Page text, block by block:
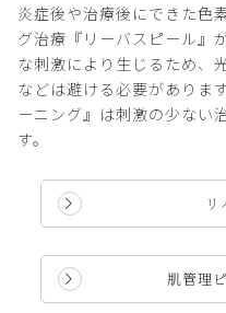
炎症後や治療後にできた色
グ治療『リーバスピール』
な刺激により生じるため、
などは避ける必要がありま
ーニング』は刺激の少ない
す。
肌管理